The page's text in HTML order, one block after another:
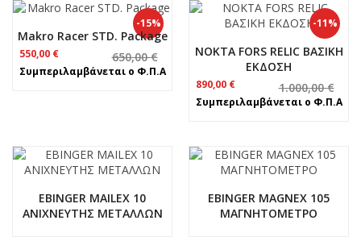
-15%
Makro Racer STD. Package
650,00€
price
was:
550,00 €
τρέχουσα
τιμή
Συμπεριλαμβάνεται ο Φ.Π.Α
-11%
NOKTA FORS RELIC ΒΑΣΙΚΗ
ΕΚΔΟΣΗ
1.000,00€
Original
price
was:
890,00 €
τρέχουσα
τιμή
Συμπεριλαμβάνεται ο Φ.Π.Α
EBINGER MAILEX 10
ΑΝΙΧΝΕΥΤΗΣ ΜΕΤΑΛΛΩΝ
EBINGER MAGNEX 105
ΜΑΓΝΗΤΟΜΕΤΡΟ